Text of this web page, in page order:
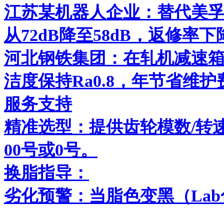
江苏某机器人企业：替代美
从72dB降至58dB，返修率下
河北钢铁集团：在轧机减速
洁度保持Ra0.8，年节省维护
服务支持
精准选型：提供齿轮模数/转
00号或0号。
换脂指导：
劣化预警：当脂色变黑（